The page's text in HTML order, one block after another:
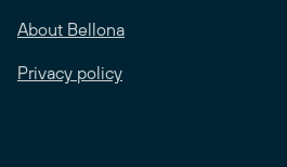
About Bellona
Privacy policy